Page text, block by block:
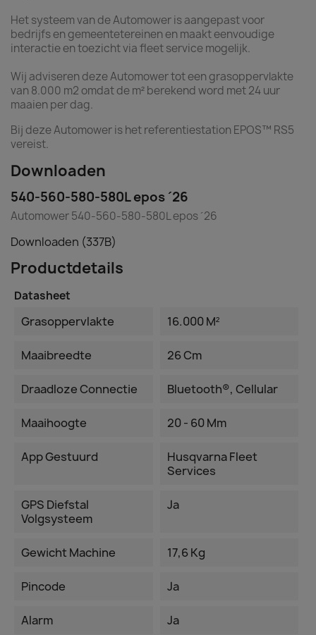
Het systeem van de Automower is aangepast voor
bedrijfs en gemeentetereinen en maakt eenvoudige
interactie en toezicht via fleet service mogelijk.
Wij adviseren deze Automower tot een grasoppervlakte
van 8.000 m2 omdat de m² berekend word met 24 uur
maaien per dag.
Bij deze Automower is het referentiestation EPOS™ RS5
vereist.
Downloaden
540-560-580-580L epos ´26
Automower 540-560-580-580L epos ´26
Downloaden (337B)
Productdetails
Datasheet
Grasoppervlakte 16.000 M²
Maaibreedte 26 Cm
Draadloze Connectie Bluetooth®, Cellular
Maaihoogte 20 - 60 Mm
App Gestuurd
Husqvarna Fleet
Services
GPS Diefstal
Volgsysteem
Ja
Gewicht Machine 17,6 Kg
Pincode Ja
Alarm Ja